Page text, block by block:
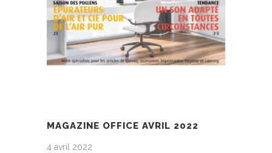
MAGAZINE OFFICE AVRIL 2022
4 avril 2022